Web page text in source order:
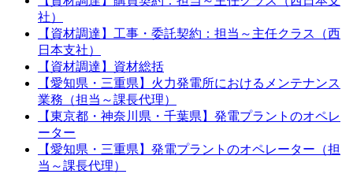
社）
【資材調達】工事・委託契約：担当～主任クラス（西
日本支社）
【資材調達】資材総括
【愛知県・三重県】火力発電所におけるメンテナンス
業務（担当～課長代理）
【東京都・神奈川県・千葉県】発電プラントのオペレ
ーター
【愛知県・三重県】発電プラントのオペレーター（担
当～課長代理）